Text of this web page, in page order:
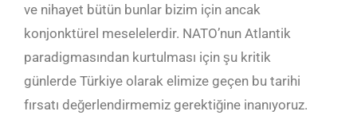
ve nihayet bütün bunlar bizim için ancak
konjonktürel meselelerdir. NATO’nun Atlantik
paradigmasından kurtulması için şu kritik
günlerde Türkiye olarak elimize geçen bu tarihi
fırsatı değerlendirmemiz gerektiğine inanıyoruz.